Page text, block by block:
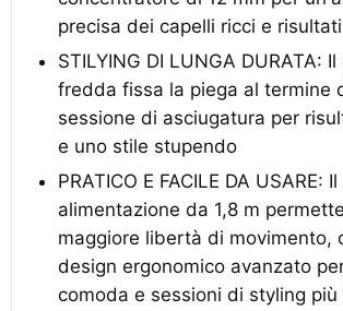
precisa dei capelli ricci e
STILYING DI LUNGA DURATA:
fredda fissa la piega al termine
sessione di asciugatura per
e uno stile stupendo
PRATICO E FACILE DA USARE:
alimentazione da 1,8 m
maggiore libertà di movimento,
design ergonomico avanzato
comoda e sessioni di styling più